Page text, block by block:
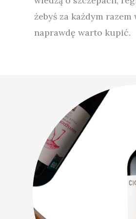
żebyś za każdym razem
naprawdę warto kupić.